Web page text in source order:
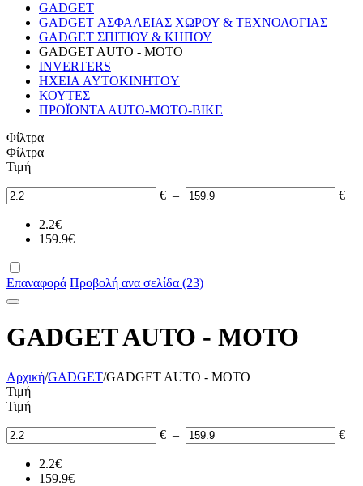
GADGET
GADGET ΑΣΦΑΛΕΙΑΣ ΧΩΡΟΥ & ΤΕΧΝΟΛΟΓΙΑΣ
GADGET ΣΠΙΤΙΟΥ & ΚΗΠΟΥ
GADGET AUTO - MOTO
INVERTERS
ΗΧΕΙΑ AYTOKINHTOY
ΚΟΥΤΕΣ
ΠΡΟΪΟΝΤΑ ΑUΤΟ-MOTO-BIKE
Φίλτρα
Φίλτρα
Τιμή
€ – €
2.2€
159.9€
Επαναφορά Προβολή ανα σελίδα (23)
GADGET AUTO - MOTO
Αρχική/GADGET/GADGET AUTO - MOTO
Τιμή
Τιμή
€ – €
2.2€
159.9€